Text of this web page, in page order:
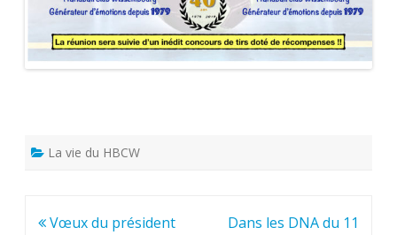
La vie du HBCW
Navigation
Vœux du président
Dans les DNA du 11